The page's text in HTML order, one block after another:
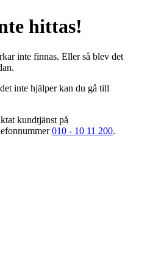
hittas!
inte finnas. Eller så blev det
inte hjälper kan du gå till
kundtjänst på
010 - 10 11 200.